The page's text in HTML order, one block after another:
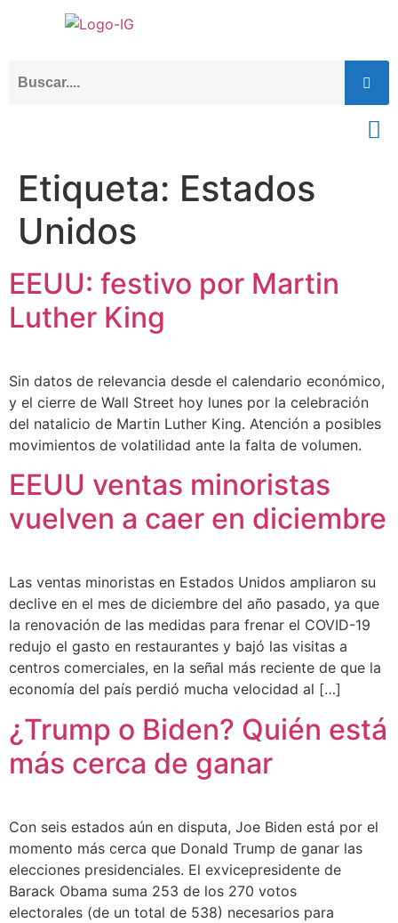
Etiqueta: Estados
Unidos
EEUU: festivo por Martin
Luther King
Sin datos de relevancia desde el calendario económico,
y el cierre de Wall Street hoy lunes por la celebración
del natalicio de Martin Luther King. Atención a posibles
movimientos de volatilidad ante la falta de volumen.
EEUU ventas minoristas
vuelven a caer en diciembre
Las ventas minoristas en Estados Unidos ampliaron su
declive en el mes de diciembre del año pasado, ya que
la renovación de las medidas para frenar el COVID-19
redujo el gasto en restaurantes y bajó las visitas a
centros comerciales, en la señal más reciente de que la
economía del país perdió mucha velocidad al […]
¿Trump o Biden? Quién está
más cerca de ganar
Con seis estados aún en disputa, Joe Biden está por el
momento más cerca que Donald Trump de ganar las
elecciones presidenciales. El exvicepresidente de
Barack Obama suma 253 de los 270 votos
electorales (de un total de 538) necesarios para